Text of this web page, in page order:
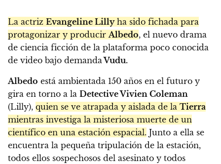
La actriz Evangeline Lillyha sido fichada para
protagonizar y producirAlbedo, el nuevo drama
de ciencia ficción de la plataforma poco conocida
de video bajo demandaVudu.
Albedo está ambientada 150 años en el futuro y
gira en torno a la Detective Vivien Coleman
(Lilly), quien se ve atrapada y aislada de la Tierra
mientras investiga la misteriosa muerte de un
científico en una estación espacial. Junto a ella se
encuentra la pequeña tripulación de la estación,
todos ellos sospechosos del asesinato y todos